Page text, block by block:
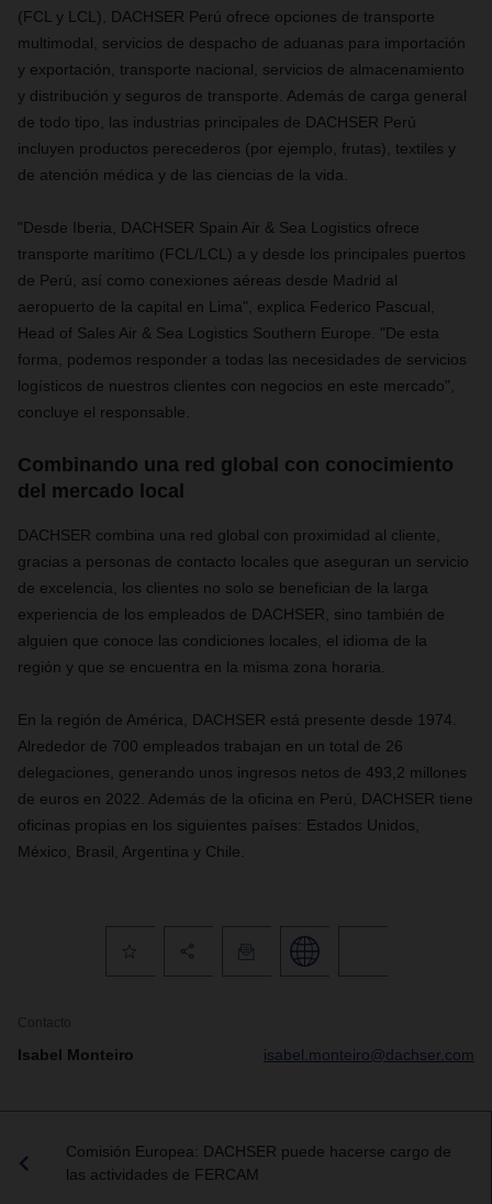
(FCL y LCL), DACHSER Perú ofrece opciones de transporte
multimodal, servicios de despacho de aduanas para importación
y exportación, transporte nacional, servicios de almacenamiento
y distribución y seguros de transporte. Además de carga general
de todo tipo, las industrias principales de DACHSER Perú
incluyen productos perecederos (por ejemplo, frutas), textiles y
de atención médica y de las ciencias de la vida.
"Desde Iberia, DACHSER Spain Air & Sea Logistics ofrece
transporte marítimo (FCL/LCL) a y desde los principales puertos
de Perú, así como conexiones aéreas desde Madrid al
aeropuerto de la capital en Lima", explica Federico Pascual,
Head of Sales Air & Sea Logistics Southern Europe. "De esta
forma, podemos responder a todas las necesidades de servicios
logísticos de nuestros clientes con negocios en este mercado",
concluye el responsable.
Combinando una red global con conocimiento
del mercado local
DACHSER combina una red global con proximidad al cliente,
gracias a personas de contacto locales que aseguran un servicio
de excelencia, los clientes no solo se benefician de la larga
experiencia de los empleados de DACHSER, sino también de
alguien que conoce las condiciones locales, el idioma de la
región y que se encuentra en la misma zona horaria.
En la región de América, DACHSER está presente desde 1974.
Alrededor de 700 empleados trabajan en un total de 26
delegaciones, generando unos ingresos netos de 493,2 millones
de euros en 2022. Además de la oficina en Perú, DACHSER tiene
oficinas propias en los siguientes países: Estados Unidos,
México, Brasil, Argentina y Chile.
Contacto
Isabel Monteiro isabel.monteiro@dachser.com
Comisión Europea: DACHSER puede hacerse cargo de
las actividades de FERCAM